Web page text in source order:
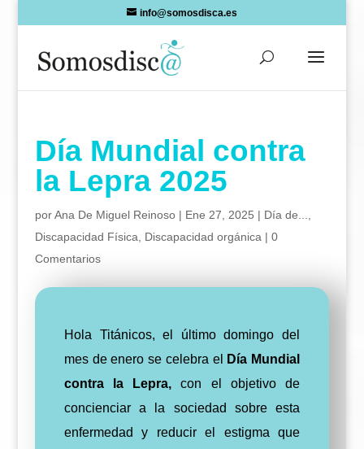
info@somosdisca.es
Día Mundial contra
la Lepra 2025
porAna De Miguel Reinoso| Ene 27, 2025 | Día de...
Discapacidad Física
Discapacidad orgánica | 0
Comentarios
Hola Titánicos, el último domingo del
mes de enero se celebra el
Día Mundial
contra la Lepra, con el objetivo de
concienciar a la sociedad sobre esta
enfermedad y reducir el estigma que